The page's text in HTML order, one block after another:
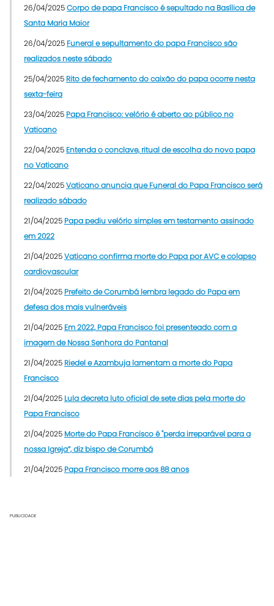
26/04/2025Corpo de papa Francisco é sepultado na Basílica de
Santa Maria Maior
26/04/2025 Funeral e sepultamento do papa Francisco são
realizados neste sábado
25/04/2025 Rito de fechamento do caixão do papa ocorre nesta
sexta-feira
23/04/2025 Papa Francisco: velório é aberto ao público no
Vaticano
22/04/2025 Entenda o conclave, ritual de escolha do novo papa
no Vaticano
22/04/2025Vaticano anuncia que Funeral do Papa Francisco será
realizado sábado
21/04/2025 Papa pediu velório simples em testamento assinado
em 2022
21/04/2025Vaticano confirma morte do Papa por AVC e colapso
cardiovascular
21/04/2025 Prefeito de Corumbá lembra legado do Papa em
defesa dos mais vulneráveis
21/04/2025 Em 2022, Papa Francisco foi presenteado com a
imagem de Nossa Senhora do Pantanal
21/04/2025 Riedel e Azambuja lamentam a morte do Papa
Francisco
21/04/2025 Lula decreta luto oficial de sete dias pela morte do
Papa Francisco
21/04/2025 Morte do Papa Francisco é "perda irreparável para a
nossa Igreja”, diz bispo de Corumbá
21/04/2025 Papa Francisco morre aos 88 anos
PUBLICIDADE